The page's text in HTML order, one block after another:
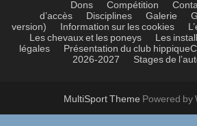
Dons
Compétition
d’accès
Disciplines Galerie
version)
Information sur les cookies
Les chevaux et les poneys
Les
légales
Présentation du club hippique
2026-2027
Stages de
MultiSport Theme Powered by